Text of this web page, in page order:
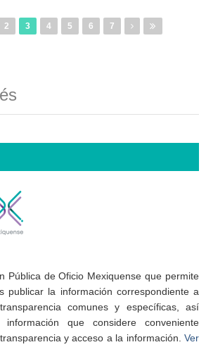
2 3 4 5 6 7
Pública de Oficio Mexiquense que permite
publicar la información correspondiente a
comunes y específicas, así
que considere conveniente
y acceso a la información. Ver